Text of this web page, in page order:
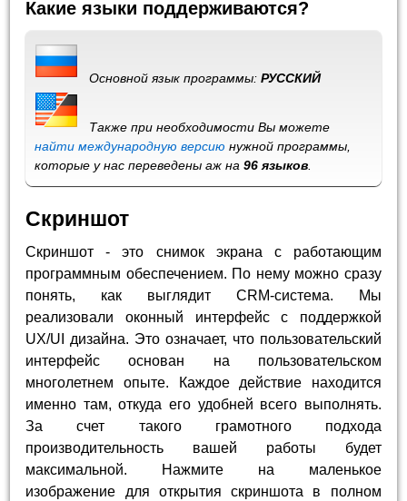
Какие языки поддерживаются?
Основной язык программы:РУССКИЙ
Также при необходимости Вы можете
найти международную версию нужной программы,
которые у нас переведены аж на96 языков
Скриншот
Скриншот - это снимок экрана с работающим
программным обеспечением. По нему можно сразу
понять, как выглядит CRM-система. Мы
реализовали оконный интерфейс с поддержкой
UX/UI дизайна. Это означает, что пользовательский
интерфейс основан на пользовательском
многолетнем опыте. Каждое действие находится
именно там, откуда его удобней всего выполнять.
За счет такого грамотного подхода
производительность вашей работы будет
максимальной. Нажмите на маленькое
изображение для открытия скриншота в полном